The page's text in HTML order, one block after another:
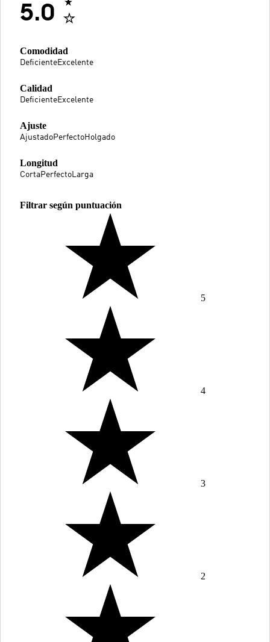
5.0
Comodidad
DeficienteExcelente
Calidad
DeficienteExcelente
Ajuste
AjustadoPerfectoHolgado
Longitud
CortaPerfectoLarga
Filtrar según puntuación
5
4
3
2